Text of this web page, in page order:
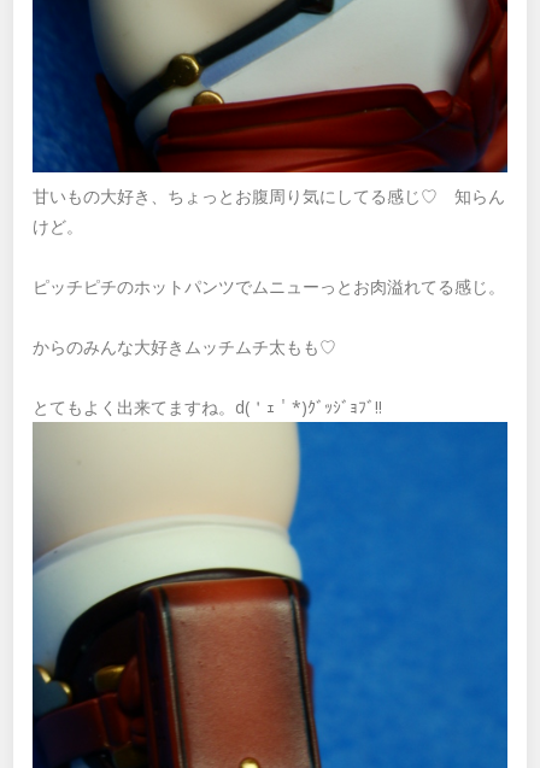
甘いもの大好き、ちょっとお腹周り気にしてる感じ♡ 知らん
けど。
ピッチピチのホットパンツでムニューっとお肉溢れてる感じ。
からのみんな大好きムッチムチ太もも♡
とてもよく出来てますね。d(＇ｪ＇*)ｸﾞｯｼﾞｮﾌﾞ!!